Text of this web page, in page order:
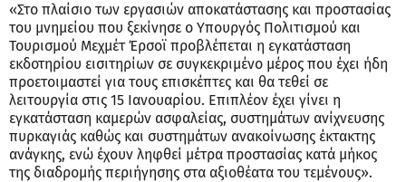
«Στο πλαίσιο των εργασιών αποκατάστασης και προστασίας
του μνημείου που ξεκίνησε ο Υπουργός Πολιτισμού και
Τουρισμού Μεχμέτ Έρσοϊ προβλέπεται η εγκατάσταση
εκδοτηρίου εισιτηρίων σε συγκεκριμένο μέρος που έχει ήδη
προετοιμαστεί για τους επισκέπτες και θα τεθεί σε
λειτουργία στις 15 Ιανουαρίου. Επιπλέον έχει γίνει η
εγκατάσταση καμερών ασφαλείας, συστημάτων ανίχνευσης
πυρκαγιάς καθώς και συστημάτων ανακοίνωσης έκτακτης
ανάγκης, ενώ έχουν ληφθεί μέτρα προστασίας κατά μήκος
της διαδρομής περιήγησης στα αξιοθέατα του τεμένους».